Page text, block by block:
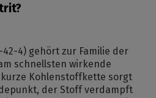
42-4) gehört zur Familie der
schnellsten wirkende
Kohlenstoffkette sorgt
der Stoff verdampft